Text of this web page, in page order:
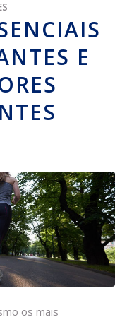
E
os mais